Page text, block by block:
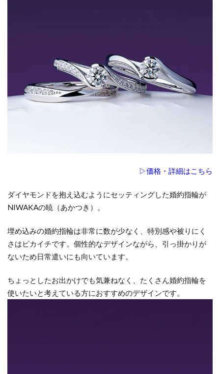
▷価格・詳細はこちら
ダイヤモンドを抱え込むようにセッティングした婚約指輪が
NIWAKAの暁（あかつき）。
埋め込みの婚約指輪は非常に数が少なく、特別感や被りにく
さはピカイチです。個性的なデザインながら、引っ掛かりが
ないため日常遣いにも向いています。
ちょっとしたお出かけでも気兼ねなく、たくさん婚約指輪を
使いたいと考えている方におすすめのデザインです。